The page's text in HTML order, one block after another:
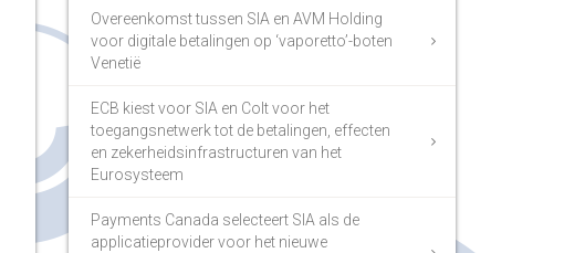
Overeenkomst tussen SIA en AVM Holding
voor digitale betalingen op ‘vaporetto’-boten
Venetië
ECB kiest voor SIA en Colt voor het
toegangsnetwerk tot de betalingen, effecten
en zekerheidsinfrastructuren van het
Eurosysteem
Payments Canada selecteert SIA als de
applicatieprovider voor het nieuwe